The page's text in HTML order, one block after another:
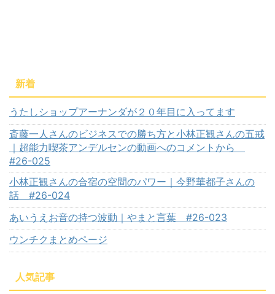
新着
うたしショップアーナンダが２０年目に入ってます
斎藤一人さんのビジネスでの勝ち方と小林正観さんの五戒
｜超能力喫茶アンデルセンの動画へのコメントから
#26-025
小林正観さんの合宿の空間のパワー｜今野華都子さんの
話 #26-024
あいうえお音の持つ波動｜やまと言葉 #26-023
ウンチクまとめページ
人気記事